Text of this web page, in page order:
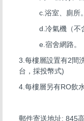
c.浴室、廁所。
d.冷氣機（不
e.宿舍網路。
3.每樓層設置有2間
台，採投幣式)
4.每樓層另有RO飲
郵件寄送地址: 845